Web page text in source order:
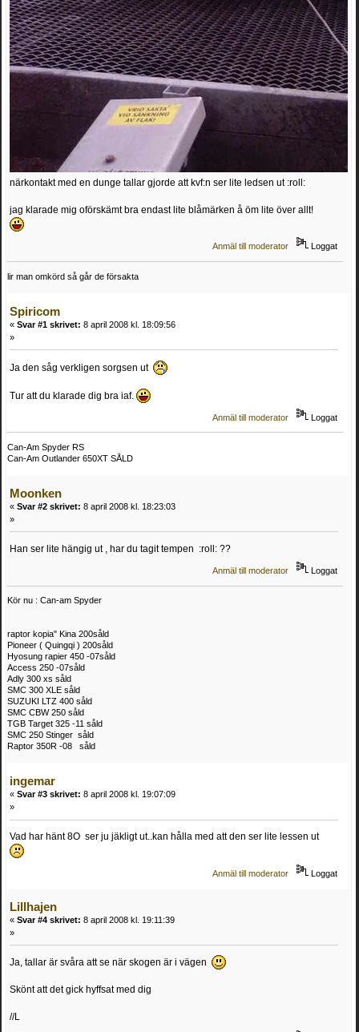
närkontakt med en dunge tallar gjorde att kvf:n ser lite ledsen ut :roll:
jag klarade mig oförskämt bra endast lite blåmärken å öm lite över allt!
Anmäl till moderator Loggat
lir man omkörd så går de försakta
Spiricom
« Svar #1 skrivet: 8 april 2008 kl. 18:09:56
»
Ja den såg verkligen sorgsen ut
Tur att du klarade dig bra iaf.
Anmäl till moderator Loggat
Can-Am Spyder RS
Can-Am Outlander 650XT SÅLD
Moonken
« Svar #2 skrivet: 8 april 2008 kl. 18:23:03
»
Han ser lite hängig ut , har du tagit tempen :roll: ??
Anmäl till moderator Loggat
Kör nu : Can-am Spyder
raptor kopia" Kina 200såld
Pioneer ( Quingqi ) 200såld
Hyosung rapier 450 -07såld
Access 250 -07såld
Adly 300 xs såld
SMC 300 XLE såld
SUZUKI LTZ 400 såld
SMC CBW 250 såld
TGB Target 325 -11 såld
SMC 250 Stinger såld
Raptor 350R -08 såld
ingemar
« Svar #3 skrivet: 8 april 2008 kl. 19:07:09
»
Vad har hänt 8O ser ju jäkligt ut..kan hålla med att den ser lite lessen ut
Anmäl till moderator Loggat
Lillhajen
« Svar #4 skrivet: 8 april 2008 kl. 19:11:39
»
Ja, tallar är svåra att se när skogen är i vägen
Skönt att det gick hyffsat med dig
//L